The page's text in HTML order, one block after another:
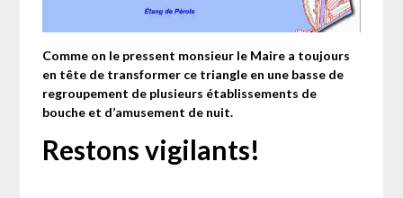
Comme on le pressent monsieur le Maire a toujours
en tête de transformer ce triangle en une basse de
regroupement de plusieurs établissements de
bouche et d’amusement de nuit.
Restons vigilants!